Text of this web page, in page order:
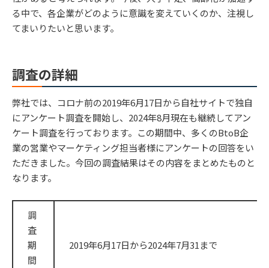
る中で、各企業がどのように意識を変えていくのか、注視し
てまいりたいと思います。
調査の詳細
弊社では、コロナ前の2019年6月17日から自社サイトで独自
にアンケート調査を開始し、2024年8月現在も継続してアン
ケート調査を行っております。この期間中、多くのBtoB企
業の営業やマーケティング担当者様にアンケートの回答をい
ただきました。今回の調査結果はその内容をまとめたものと
なります。
調
査
期
間
2019年6月17日から2024年7月31まで